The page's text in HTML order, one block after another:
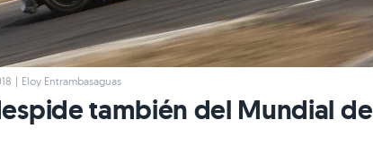
| Eloy Entrambasaguas
también del Mundial de